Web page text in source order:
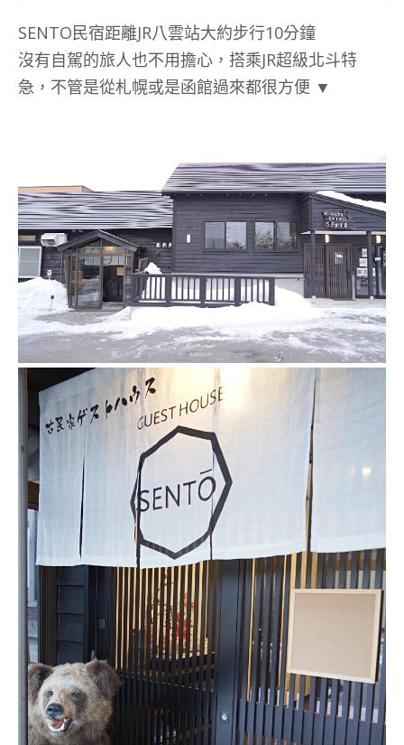
SENTO民宿距離JR八雲站大約步行10分鐘
沒有自駕的旅人也不用擔心，搭乘JR超級北斗特
急，不管是從札幌或是函館過來都很方便 ▼